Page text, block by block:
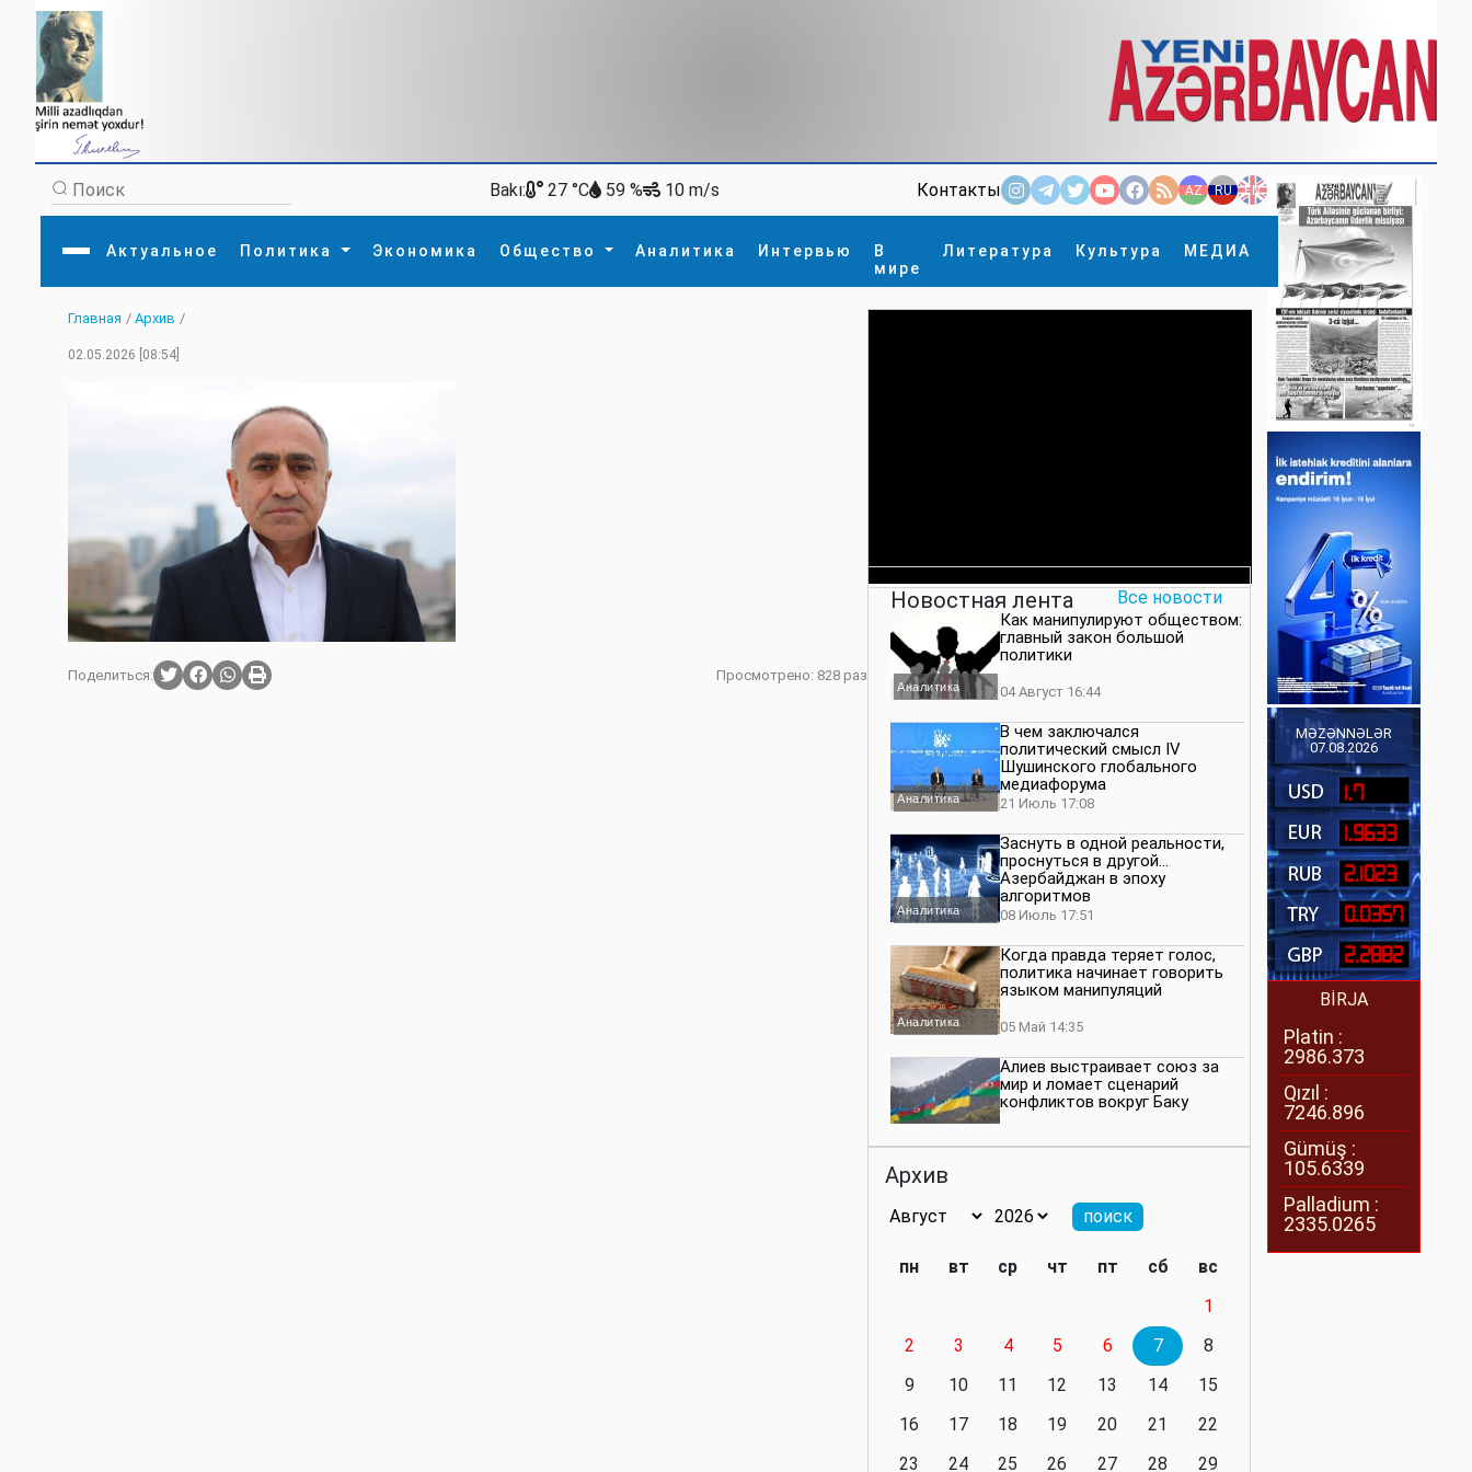
Bakı: 27 °C 59 % 10 m/s Контакты AZ RU EN
Актуальное Политика Экономика Общество Аналитика Интервью
В
мире
Литература Культура МЕДИА
×
Главная
Актуальное
Литература
МЕДИА
Главная / Архив /
02.05.2026 [08:54]
Поделиться: Просмотрено: 828 раз
Новостная лента Все новости
Аналитика
Как манипулируют обществом:
главный закон большой
политики
04 Август 16:44
Аналитика
В чем заключался
политический смысл IV
Шушинского глобального
медиафорума
21 Июль 17:08
Аналитика
Заснуть в одной реальности,
проснуться в другой…
Азербайджан в эпоху
алгоритмов
08 Июль 17:51
Аналитика
Когда правда теряет голос,
политика начинает говорить
языком манипуляций
05 Май 14:35
Алиев выстраивает союз за
мир и ломает сценарий
конфликтов вокруг Баку
значимость региона
нейтралитета больше не будет
Политика
президенту приходится все
делать самому
Архив
пн вт ср чт пт сб
вс
1
2
3 4 5 6 7
8
9
10 11 12 13 14
15
16
17 18 19 20 21
22
23
24 25 26 27 28
29
MƏZƏNNƏLƏR
07.08.2026
1.7
1.9633
2.1023
0.0357
2.2882
BİRJA
Platin :
2986.373
Qızıl :
7246.896
Gümüş :
105.6339
Palladium :
2335.0265